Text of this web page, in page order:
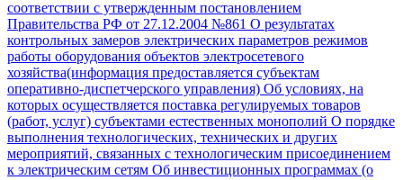
соответствии с утвержденным постановлением
Правительства РФ от 27.12.2004 №861 О результатах
контрольных замеров электрических параметров режимов
работы оборудования объектов электросетевого
хозяйства(информация предоставляется субъектам
оперативно-диспетчерского управления) Об условиях, на
которых осуществляется поставка регулируемых товаров
(работ, услуг) субъектами естественных монополий О порядке
выполнения технологических, технических и других
мероприятий, связанных с технологическим присоединением
к электрическим сетям Об инвестиционных программах (о